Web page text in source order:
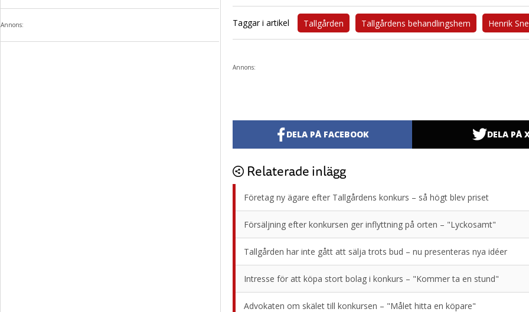
Annons: Taggar i artikel Tallgården Tallgårdens behandlingshem Henrik
Annons:
DELA PÅ FACEBOOK DELA PÅ
Relaterade inlägg
Företag ny ägare efter Tallgårdens konkurs – så högt blev priset
Försäljning efter konkursen ger inflyttning på orten – "Lyckosamt"
Tallgården har inte gått att sälja trots bud – nu presenteras nya idéer
Intresse för att köpa stort bolag i konkurs – "Kommer ta en stund"
Advokaten om skälet till konkursen – "Målet hitta en köpare"